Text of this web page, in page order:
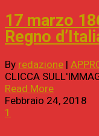
17 marzo
Regno
By redazione |
CLICCA
Read More
Febbraio 24, 2018
1